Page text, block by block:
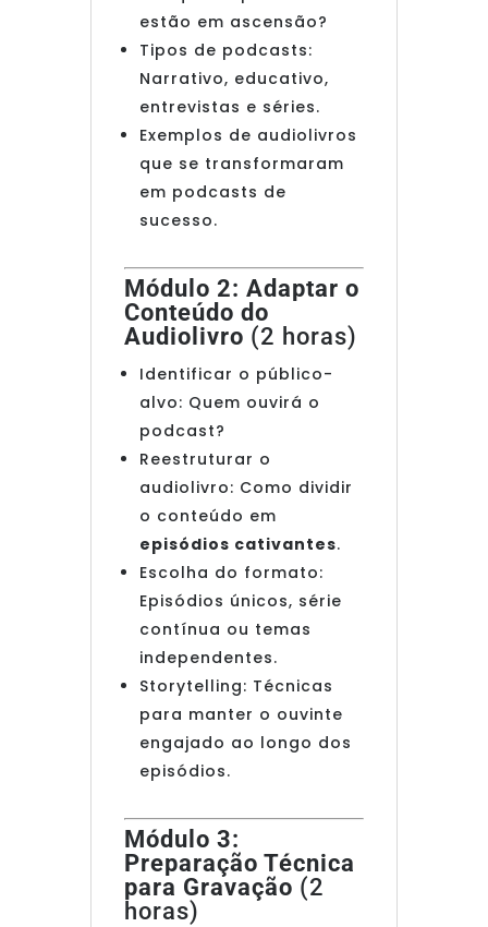
estão em ascensão?
Tipos de podcasts:
Narrativo, educativo,
entrevistas e séries.
Exemplos de audiolivros
que se transformaram
em podcasts de
sucesso.
Módulo 2: Adaptar o
Conteúdo do
Audiolivro (2 horas)
Identificar o público-
alvo: Quem ouvirá o
podcast?
Reestruturar o
audiolivro: Como dividir
o conteúdo em
episódios cativantes.
Escolha do formato:
Episódios únicos, série
contínua ou temas
independentes.
Storytelling: Técnicas
para manter o ouvinte
engajado ao longo dos
episódios.
Módulo 3:
Preparação Técnica
para Gravação (2
horas)